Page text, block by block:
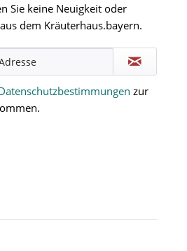
Sie keine Neuigkeit oder
dem Kräuterhaus.bayern.
zur